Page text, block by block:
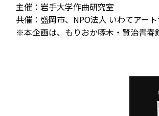
主催：岩手大学作曲研究室
共催：盛岡市、NPO法人 いわてアー
※本企画は、もりおか啄木・賢治青春